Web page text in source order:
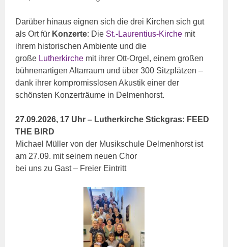
Darüber hinaus eignen sich die drei Kirchen sich gut
als Ort für Konzerte: Die St.-Laurentius-Kirche mit
ihrem historischen Ambiente und die
große Lutherkirche mit ihrer Ott-Orgel, einem großen
bühnenartigen Altarraum und über 300 Sitzplätzen –
dank ihrer kompromisslosen Akustik einer der
schönsten Konzerträume in Delmenhorst.
27.09.2026, 17 Uhr – Lutherkirche Stickgras: FEED
THE BIRD
Michael Müller von der Musikschule Delmenhorst ist
am 27.09. mit seinem neuen Chor
bei uns zu Gast – Freier Eintritt